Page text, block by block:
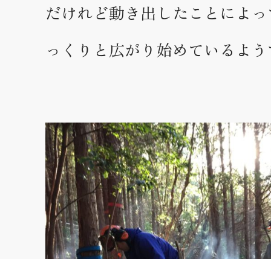
だけれど動き出したことによ
っくりと広がり始めているよ